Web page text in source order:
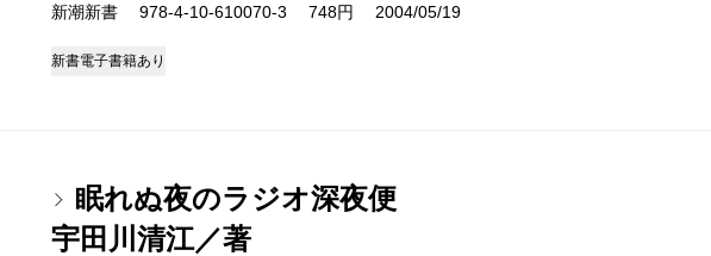
新潮新書 978-4-10-610070-3 748円 2004/05/19
新書電子書籍あり
眠れぬ夜のラジオ深夜便
宇田川清江／著